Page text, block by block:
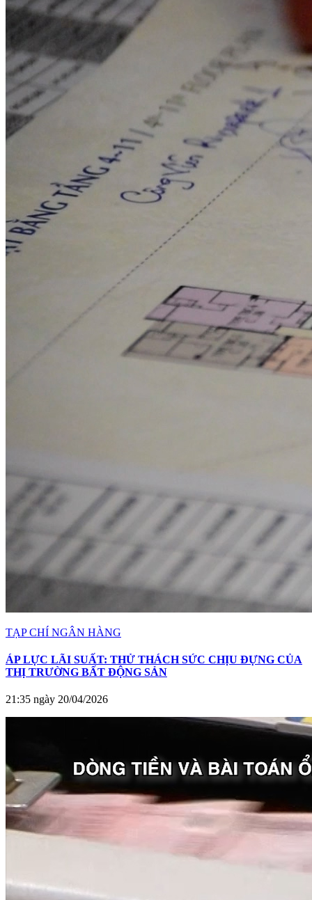
TẠP CHÍ NGÂN HÀNG
ÁP LỰC LÃI SUẤT: THỬ THÁCH SỨC CHỊU ĐỰNG CỦA
THỊ TRƯỜNG BẤT ĐỘNG SẢN
21:35 ngày 20/04/2026